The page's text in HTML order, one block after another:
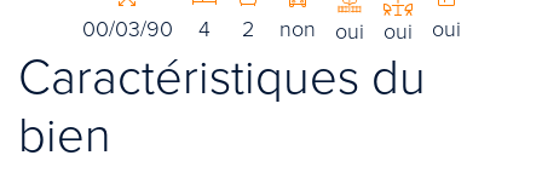
00/03/90 4 2 non oui oui oui
Caractéristiques du
bien